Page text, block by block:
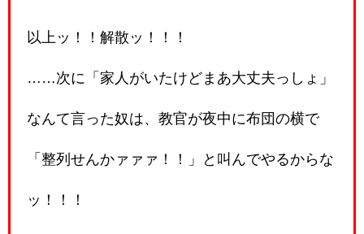
以上ッ！！解散ッ！！！
……次に「家人がいたけどまあ大丈夫っしょ」
なんて言った奴は、教官が夜中に布団の横で
「整列せんかァァァ！！」と叫んでやるからな
ッ！！！